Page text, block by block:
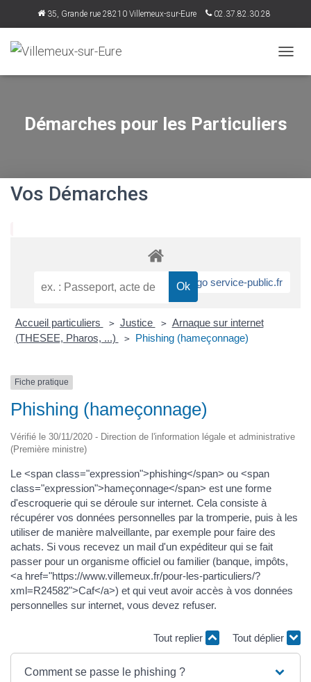
35, Grande rue 28210 Villemeux-sur-Eure 02.37.82.30.28
É
E
N
Démarches pour les Particuliers
Vos Démarches
Accueil particuliers > Justice > Arnaque sur internet
(THESEE, Pharos, ...)
> Phishing (hameçonnage)
Fiche pratique
Phishing (hameçonnage)
Vérifié le 30/11/2020 - Direction de l'information légale et administrative
(Première ministre)
Le <span class="expression">phishing</span> ou <span
class="expression">hameçonnage</span> est une forme
d'escroquerie qui se déroule sur internet. Cela consiste à
récupérer vos données personnelles par la tromperie, puis à les
utiliser de manière malveillante, par exemple pour faire des
achats. Si vous recevez un mail d'un expéditeur qui se fait
passer pour un organisme officiel ou familier (banque, impôts,
<a href="https://www.villemeux.fr/pour-les-particuliers/?
xml=R24582">Caf</a>) et qui veut avoir accès à vos données
personnelles sur internet, vous devez refuser.
Tout replier Tout déplier
Comment se passe le phishing ?